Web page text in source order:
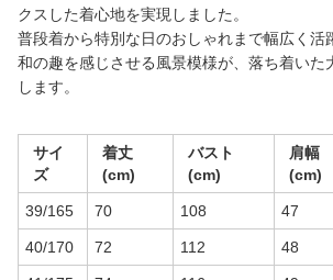
クスした着心地を実現しました。
普段着から特別な日のおしゃれまで幅広く活
和の趣を感じさせる風景模様が、落ち着いた
します。
サイ
ズ
着丈
(cm)
バスト
(cm)
肩幅
(cm)
39/165 70 108 47
40/170 72 112 48